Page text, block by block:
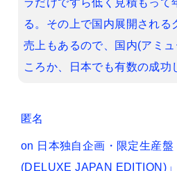
る。その上で国内展開される
売上もあるので、国内(アミ
ころか、日本でも有数の成功
匿名
on 日本独自企画・限定生産
(DELUXE JAPAN EDITION)